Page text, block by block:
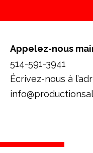
Appelez-nous
514-591-3941
Écrivez-nous à